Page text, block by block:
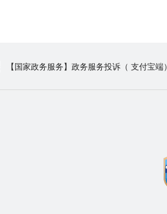
【国家政务服务】政务服务投诉（ 支付宝端）